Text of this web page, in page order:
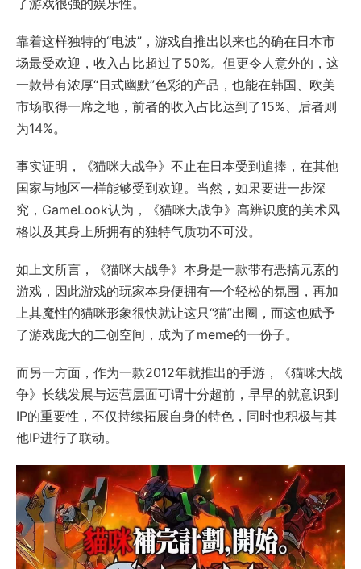
了游戏很强的娱乐性。
靠着这样独特的“电波”，游戏自推出以来也的确在日本市
场最受欢迎，收入占比超过了50%。但更令人意外的，这
一款带有浓厚“日式幽默”色彩的产品，也能在韩国、欧美
市场取得一席之地，前者的收入占比达到了15%、后者则
为14%。
事实证明，《猫咪大战争》不止在日本受到追捧，在其他
国家与地区一样能够受到欢迎。当然，如果要进一步深
究，GameLook认为，《猫咪大战争》高辨识度的美术风
格以及其身上所拥有的独特气质功不可没。
如上文所言，《猫咪大战争》本身是一款带有恶搞元素的
游戏，因此游戏的玩家本身便拥有一个轻松的氛围，再加
上其魔性的猫咪形象很快就让这只“猫”出圈，而这也赋予
了游戏庞大的二创空间，成为了meme的一份子。
而另一方面，作为一款2012年就推出的手游，《猫咪大战
争》长线发展与运营层面可谓十分超前，早早的就意识到
IP的重要性，不仅持续拓展自身的特色，同时也积极与其
他IP进行了联动。